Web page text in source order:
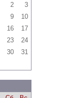
2
3
9
10
16
17
23
24
30 31